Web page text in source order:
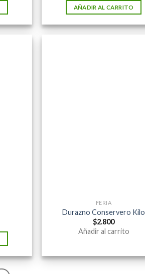
AÑADIR AL CARRITO
FERIA
Durazno Conservero Kilo
$2.800
Añadir al carrito